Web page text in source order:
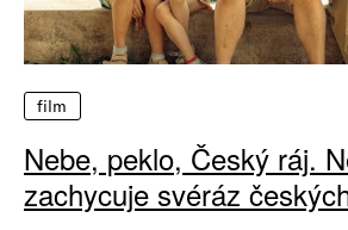
film
Nebe, peklo, Český ráj.
zachycuje svéráz